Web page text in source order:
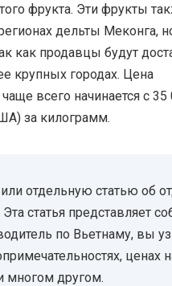
фрукта. Эти фрукты
дельты Меконга,
как продавцы будут
крупных городах. Цена
всего начинается с 35
за килограмм.
отдельную статью об
статья представляет
по Вьетнаму, вы
ценах
многом другом.